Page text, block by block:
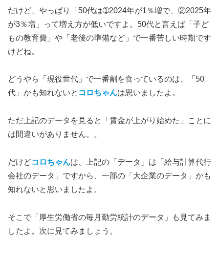
だけど、やっぱり「50代は➀2024年が1％増で、②2025年
が3％増」って増え方が低いですよ。50代と言えば「子ど
もの教育費」や「老後の準備など」で一番苦しい時期です
けどね。
どうやら「現役世代」で一番割を食っているのは、「50
代」かも知れないと コロちゃんは思いましたよ。
ただ上記のデータを見ると「賃金が上がり始めた」ことに
は間違いがありません。。
だけどコロちゃんは、上記の「データ」は「給与計算代行
会社のデータ」ですから、一部の「大企業のデータ」かも
知れないと思いましたよ。
そこで「厚生労働省の毎月勤労統計のデータ」も見てみま
したよ。次に見てみましょう。